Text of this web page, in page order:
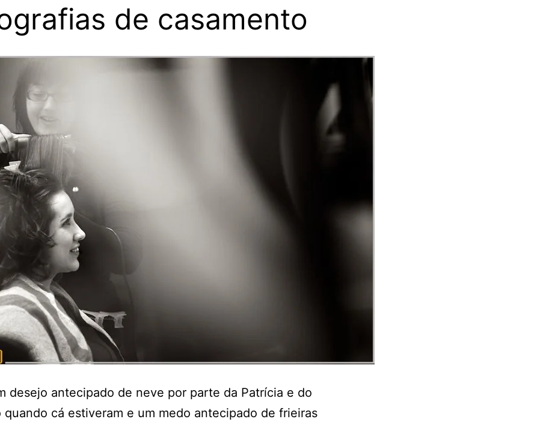
de casamento
desejo antecipado de neve por parte da Patrícia e do
quando cá estiveram e um medo antecipado de frieiras